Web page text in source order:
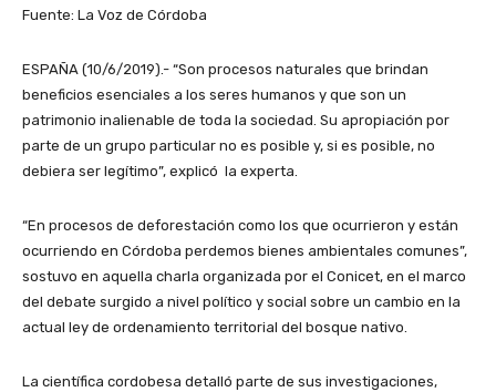
Fuente: La Voz de Córdoba
ESPAÑA (10/6/2019).- “Son procesos naturales que brindan
beneficios esenciales a los seres humanos y que son un
patrimonio inalienable de toda la sociedad. Su apropiación por
parte de un grupo particular no es posible y, si es posible, no
debiera ser legítimo”, explicó la experta.
“En procesos de deforestación como los que ocurrieron y están
ocurriendo en Córdoba perdemos bienes ambientales comunes”,
sostuvo en aquella charla organizada por el Conicet, en el marco
del debate surgido a nivel político y social sobre un cambio en la
actual ley de ordenamiento territorial del bosque nativo.
La científica cordobesa detalló parte de sus investigaciones,